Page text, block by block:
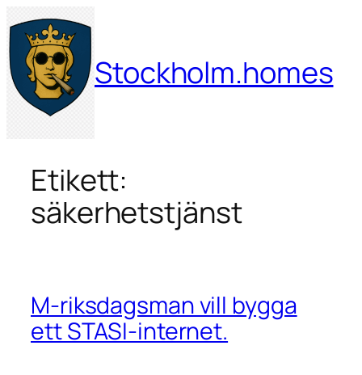
Hoppa
till
innehåll
Stockholm.homes
Etikett:
säkerhetstjänst
M-riksdagsman vill bygga
ett STASI-internet.